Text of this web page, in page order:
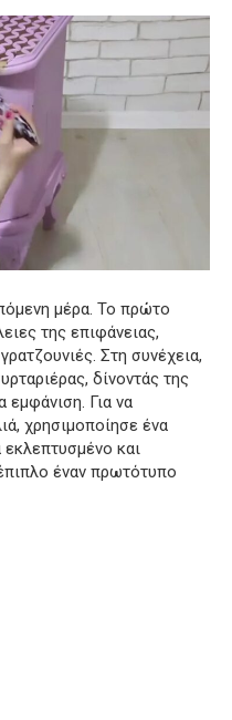
μέρα. Το πρώτο
της επιφάνειας,
Στη συνέχεια,
δίνοντάς της
εμφάνιση. Για να
χρησιμοποίησε ένα
εκλεπτυσμένο και
έναν πρωτότυπο